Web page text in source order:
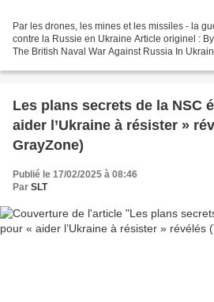
Par les drones, les mines et les missiles - la
contre la Russie en Ukraine Article originel :
The British Naval War Against Russia In
Les plans secrets de la NSC
aider l’Ukraine à résister »
GrayZone)
Publié le 17/02/2025 à 08:46
Par SLT